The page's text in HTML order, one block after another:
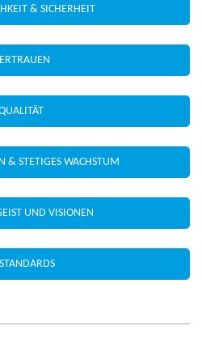
& SICHERHEIT
& STETIGES WACHSTUM
UND VISIONEN